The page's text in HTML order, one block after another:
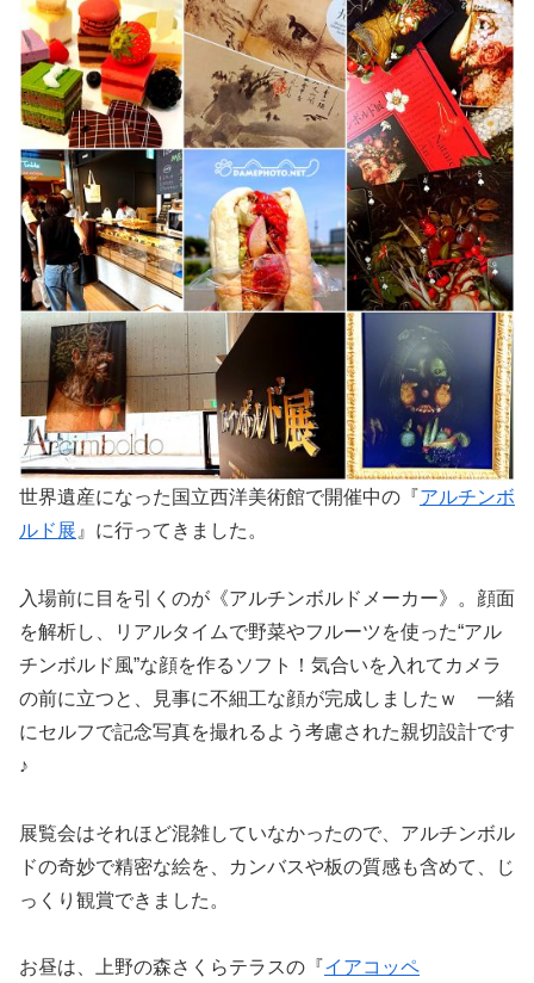
世界遺産になった国立西洋美術館で開催中の『アルチンボ
ルド展 』に行ってきました。
入場前に目を引くのが《アルチンボルドメーカー》。顔面
を解析し、リアルタイムで野菜やフルーツを使った“アル
チンボルド風”な顔を作るソフト！気合いを入れてカメラ
の前に立つと、見事に不細工な顔が完成しましたｗ 一緒
にセルフで記念写真を撮れるよう考慮された親切設計です
♪
展覧会はそれほど混雑していなかったので、アルチンボル
ドの奇妙で精密な絵を、カンバスや板の質感も含めて、じ
っくり観賞できました。
お昼は、上野の森さくらテラスの『イアコッペ